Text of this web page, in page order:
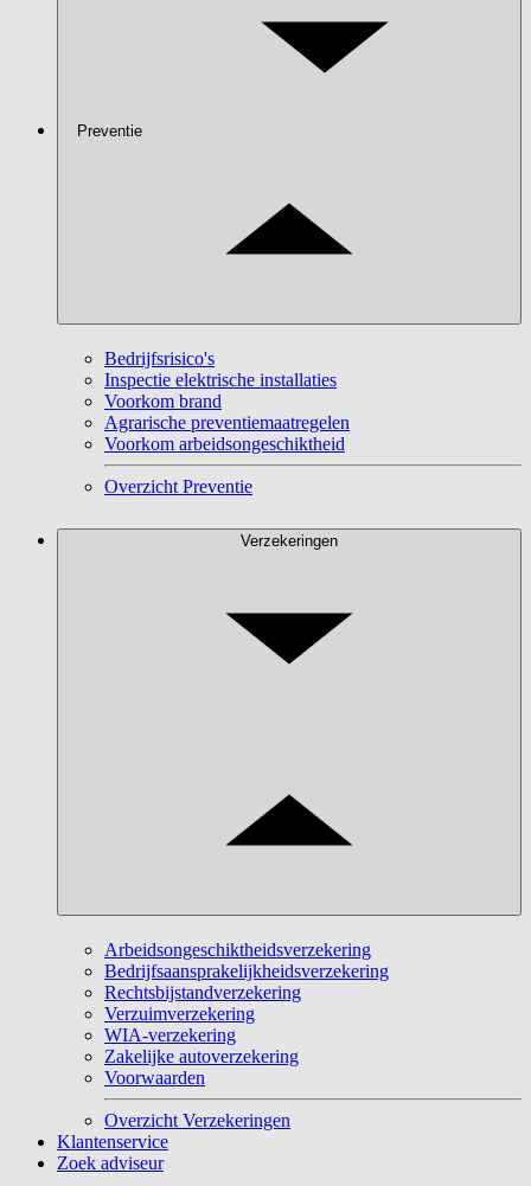
Preventie
Bedrijfsrisico's
Inspectie elektrische installaties
Voorkom brand
Agrarische preventiemaatregelen
Voorkom arbeidsongeschiktheid
Overzicht Preventie
Verzekeringen
Arbeidsongeschiktheidsverzekering
Bedrijfsaansprakelijkheidsverzekering
Rechtsbijstandverzekering
Verzuimverzekering
WIA-verzekering
Zakelijke autoverzekering
Voorwaarden
Overzicht Verzekeringen
Klantenservice
Zoek adviseur